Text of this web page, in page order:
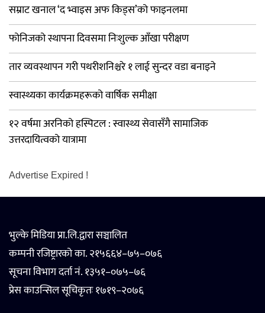
सम्राट खनाल ‘द भ्वाइस अफ किड्स’को फाइनलमा
फोनिजको स्थापना दिवसमा निःशुल्क आँखा परीक्षण
तार व्यवस्थापन गरी पथरीशनिश्चरे १ लाई सुन्दर वडा बनाइने
स्वास्थ्यका कार्यक्रमहरूको वार्षिक समीक्षा
१२ वर्षमा अरनिको हस्पिटल : स्वास्थ्य सेवासँगै सामाजिक
उत्तरदायित्वको यात्रामा
Advertise Expired !
भुल्के मिडिया प्रा.लि.द्वारा सञ्चालित
कम्पनी रजिष्ट्रारको का. २१५६६४–७५–०७६
सूचना विभाग दर्ता नं. १३५१–०७५–७६
प्रेस काउन्सिल सूचिकृतः १७१९–२०७६